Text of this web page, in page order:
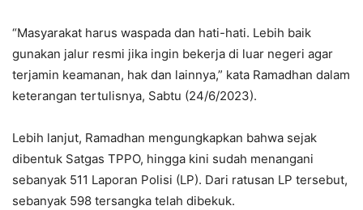
“Masyarakat harus waspada dan hati-hati. Lebih baik
gunakan jalur resmi jika ingin bekerja di luar negeri agar
terjamin keamanan, hak dan lainnya,” kata Ramadhan dalam
keterangan tertulisnya, Sabtu (24/6/2023).
Lebih lanjut, Ramadhan mengungkapkan bahwa sejak
dibentuk Satgas TPPO, hingga kini sudah menangani
sebanyak 511 Laporan Polisi (LP). Dari ratusan LP tersebut,
sebanyak 598 tersangka telah dibekuk.